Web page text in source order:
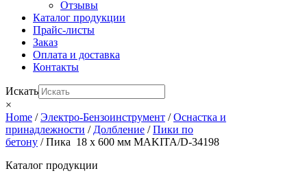
Отзывы
Каталог продукции
Прайс-листы
Заказ
Оплата и доставка
Контакты
Искать
×
Home /Электро-Бензоинструмент /Оснастка и
принадлежности / Долбление /Пики по
бетону / Пика 18 х 600 мм MAKITA/D-34198
Каталог продукции